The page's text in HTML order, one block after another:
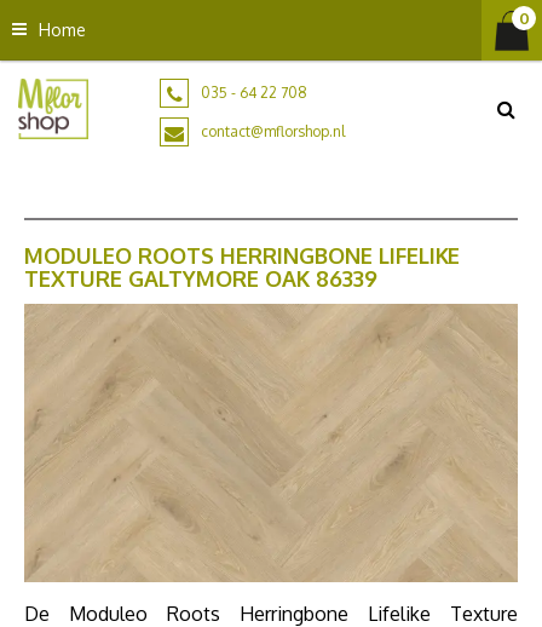
n
Home
035 - 64 22 708
contact@mflorshop.nl
MODULEO ROOTS HERRINGBONE LIFELIKE
TEXTURE GALTYMORE OAK 86339
De Moduleo Roots Herringbone Lifelike Texture